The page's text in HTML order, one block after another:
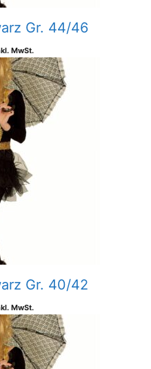
Gr. 44/46
MwSt.
Gr. 40/42
MwSt.